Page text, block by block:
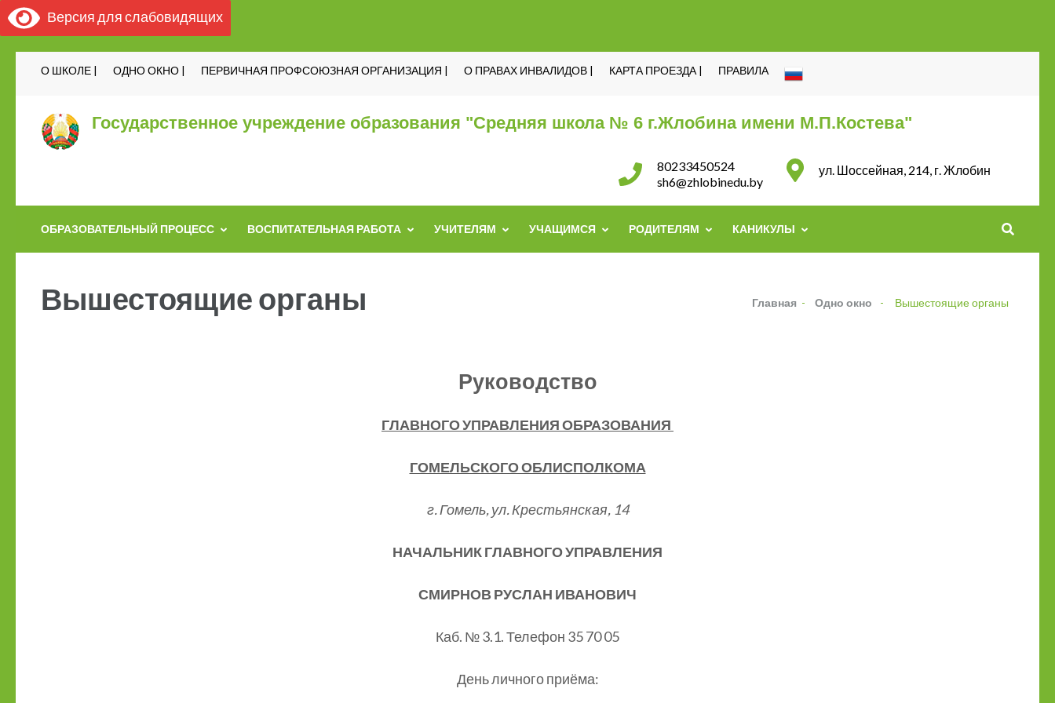
Версия для слабовидящих
О ШКОЛЕ | ОДНО ОКНО | ПЕРВИЧНАЯ ПРОФСОЮЗНАЯ ОРГАНИЗАЦИЯ | О ПРАВАХ ИНВАЛИДОВ | КАРТА ПРОЕЗДА | ПРАВИЛА
Государственное учреждение образования "Средняя школа № 6 г.Жлобина имени М.П.Костева"
ул. Шоссейная, 214, г. Жлобин
80233450524
sh6@zhlobinedu.by
ОБРАЗОВАТЕЛЬНЫЙ ПРОЦЕСС ВОСПИТАТЕЛЬНАЯ РАБОТА УЧИТЕЛЯМ УЧАЩИМСЯ РОДИТЕЛЯМ КАНИКУЛЫ
Вышестоящие органы Главная - Одно окно - Вышестоящие органы
Руководство
ГЛАВНОГО УПРАВЛЕНИЯ ОБРАЗОВАНИЯ
ГОМЕЛЬСКОГО ОБЛИСПОЛКОМА
г. Гомель, ул. Крестьянская, 14
НАЧАЛЬНИК ГЛАВНОГО УПРАВЛЕНИЯ
СМИРНОВ РУСЛАН ИВАНОВИЧ
Каб. № 3.1. Телефон 35 70 05
День личного приёма: